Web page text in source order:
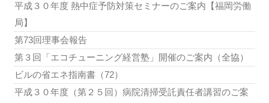
平成３０年度 熱中症予防対策セミナーのご案内【福岡労働
局】
第73回理事会報告
第３回「エコチューニング経営塾」開催のご案内（全協）
ビルの省エネ指南書（72）
平成３０年度（第２５回）病院清掃受託責任者講習のご案